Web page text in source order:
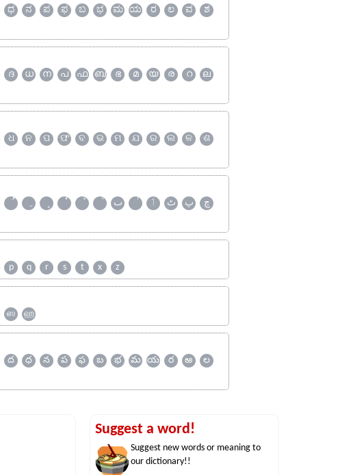
ಧ ನ ಪ ಫ ಬ ಭ ಮ ಯ ರ ಲ ವ
ಶ
ദ ധ ന പ ഫ ബ ഭ മ യ ര റ
ല
ଧ ନ ପ ଫ ବ ଭ ମ ଯ ର ଲ ଳ
ଶ
ٮ ٲ ٹ پ
چ
p q r s t x z
ஸ ஹ
ద ధ న ప ఫ బ భ మ య ర ఱ
ల
Suggest a word!
Suggest new words or meaning to
our dictionary!!